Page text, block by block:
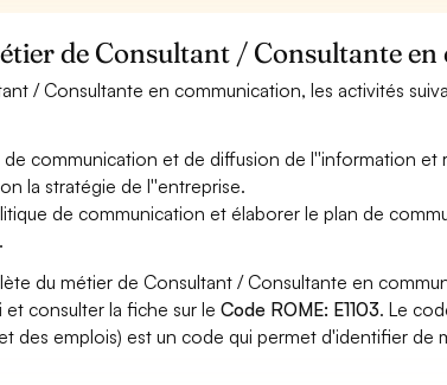
de Consultant / Consultante
/ Consultante en communication, les activités
communication et de diffusion de l''information et
la stratégie de l''entreprise.
de communication et élaborer le plan de
du métier de Consultant / Consultante en
et consulter la fiche sur leCode ROME: E1103. Le
des emplois) est un code qui permet d'identifier de